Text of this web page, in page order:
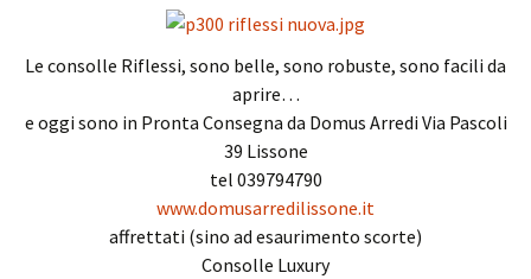
Le consolle Riflessi, sono belle, sono robuste, sono facili da
aprire…
e oggi sono in Pronta Consegna da Domus Arredi Via Pascoli
39 Lissone
tel 039794790
www.domusarredilissone.it
affrettati (sino ad esaurimento scorte)
Consolle Luxury